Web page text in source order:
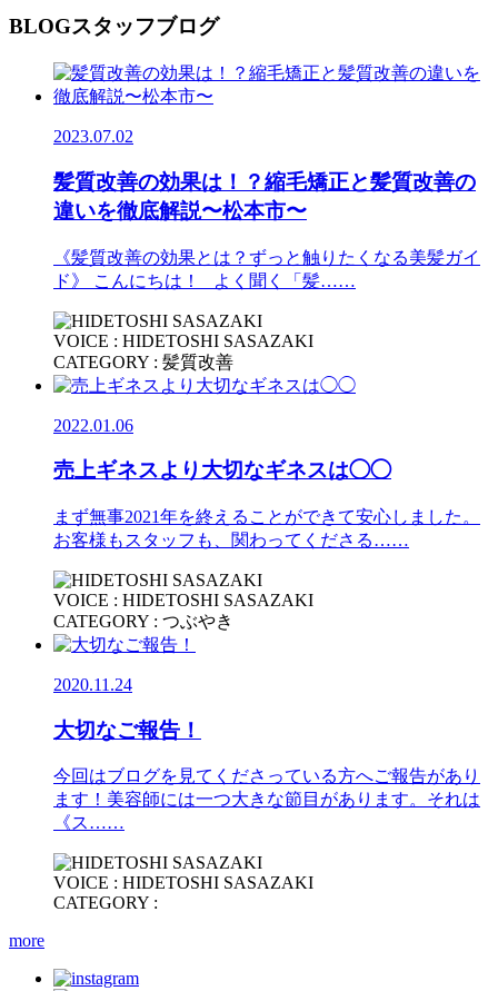
BLOGスタッフブログ
2023.07.02
髪質改善の効果は！？縮毛矯正と髪質改善の
違いを徹底解説〜松本市〜
《髪質改善の効果とは？ずっと触りたくなる美髪ガイ
ド》 こんにちは！ よく聞く「髪……
VOICE : HIDETOSHI SASAZAKI
CATEGORY : 髪質改善
2022.01.06
売上ギネスより大切なギネスは◯◯
まず無事2021年を終えることができて安心しました。
お客様もスタッフも、関わってくださる……
VOICE : HIDETOSHI SASAZAKI
CATEGORY : つぶやき
2020.11.24
大切なご報告！
今回はブログを見てくださっている方へご報告があり
ます！美容師には一つ大きな節目があります。それは
《ス……
VOICE : HIDETOSHI SASAZAKI
CATEGORY :
more